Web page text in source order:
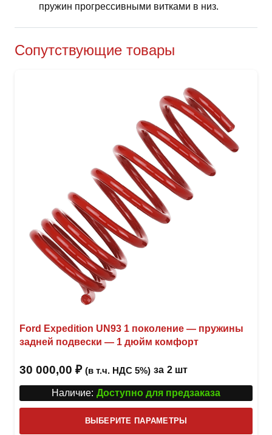
пружин прогрессивными витками в низ.
Сопутствующие товары
Ford Expedition UN93 1 поколение — пружины
задней подвески — 1 дюйм комфорт
30 000,00 ₽ (в т.ч. НДС 5%) за 2 шт
Наличие: Доступно для предзаказа
ВЫБЕРИТЕ ПАРАМЕТРЫ
товар